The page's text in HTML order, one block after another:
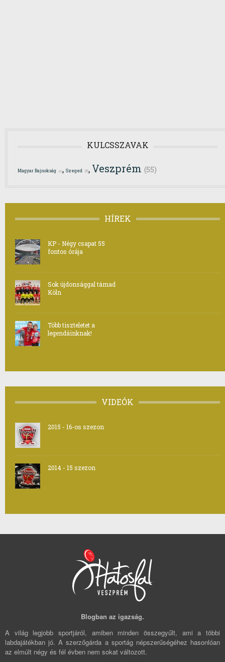
KULCSSZAVAK
Magyar Bajnokság (3), Szeged (5), Veszprém (55)
HÍREK
KP - Négy csapat 55
fontos órája
Sok újdonsággal támad
Köln
Több tiszteletet a
legendáinknak!
VIDEÓK
2015 - 16-os szezon
2014 - 15 szezon
Blogban az igazság.
A világ legjobb sportjáról, amiben minden összegyűlt, ami a többi
labdajátékban jó. A szerzőgárda a sportág népszerűségéhez hasonlóan
az elmúlt négy és fél évben nem sokat változott.